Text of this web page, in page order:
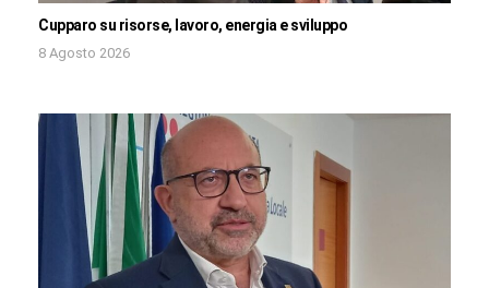
Cupparo su risorse, lavoro, energia e sviluppo
8 Agosto 2026